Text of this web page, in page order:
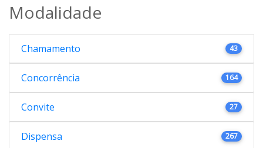
Modalidade
Chamamento 43
Concorrência 164
Convite 27
Dispensa 267